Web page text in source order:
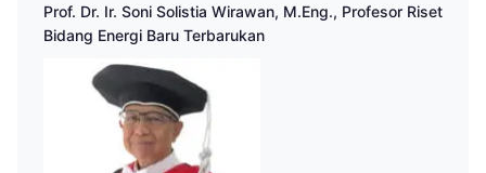
Prof. Dr. Ir. Soni Solistia Wirawan, M.Eng., Profesor Riset
Bidang Energi Baru Terbarukan